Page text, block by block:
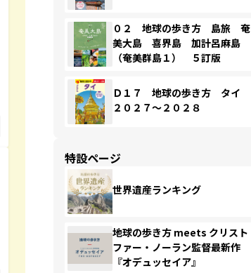
０２ 地球の歩き方 島旅 奄
美大島 喜界島 加計呂麻島
（奄美群島１） ５訂版
Ｄ１７ 地球の歩き方 タイ
２０２７～２０２８
特設ページ
世界遺産ランキング
地球の歩き方 meets クリスト
ファー・ノーラン監督最新作
『オデュッセイア』